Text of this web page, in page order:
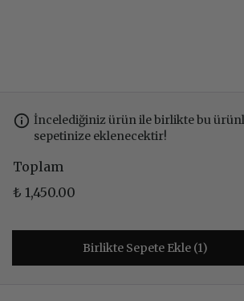
İncelediğiniz ürün ile birlikte bu
sepetinize eklenecektir!
Toplam
₺ 1,450.00
Birlikte Sepete Ekle (1)